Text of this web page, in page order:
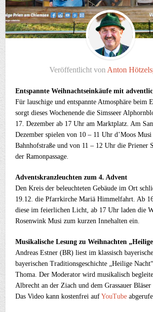
Veröffentlicht von Anton
Entspannte Weihnachtseinkäufe mit
Für lauschige und entspannte Atmosphäre beim
sorgt dieses Wochenende die Simsseer
17. Dezember ab 17 Uhr am Marktplatz. Am
Dezember spielen von 10 – 11 Uhr d’Moos
Bahnhofstraße und von 11 – 12 Uhr die Priener
der Ramonpassage.
Adventskranzleuchten zum 4. Advent
Den Kreis der beleuchteten Gebäude im Ort
19.12. die Pfarrkirche Mariä Himmelfahrt. Ab
diese im feierlichen Licht, ab 17 Uhr laden die
Rosenwink Musi zum kurzen Innehalten ein.
Musikalische Lesung zu Weihnachten
Andreas Estner (BR) liest im klassisch
bayerischen Traditionsgeschichte „Heilige
Thoma. Der Moderator wird musikalisch
Albrecht an der Ziach und dem Grassauer Bläser
Das Video kann kostenfrei aufYouTube